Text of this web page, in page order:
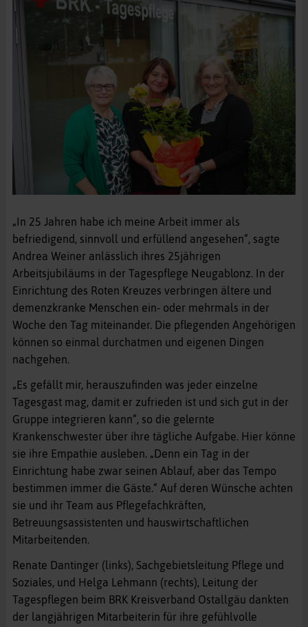
„In 25 Jahren habe ich meine Arbeit immer als
befriedigend, sinnvoll und erfüllend angesehen“, sagte
Andrea Weiner anlässlich ihres 25jährigen
Arbeitsjubiläums in der Tagespflege Neugablonz. In der
Einrichtung des Roten Kreuzes verbringen ältere und
demenzkranke Menschen ein- oder mehrmals in der
Woche den Tag miteinander. Die pflegenden Angehörigen
können so einmal durchatmen und eigenen Dingen
nachgehen.
„Es gefällt mir, herauszufinden was jeder einzelne
Tagesgast mag, damit er zufrieden ist und sich gut in der
Gruppe integrieren kann“, so die gelernte
Krankenschwester über ihre tägliche Aufgabe. Hier könne
sie ihre Empathie ausleben. „Denn ein Tag in der
Einrichtung habe zwar seinen Ablauf, aber das Tempo
bestimmen immer die Gäste.“ Auf deren Wünsche achten
sie und ihr Team aus Pflegefachkräften,
Betreuungsassistenten und hauswirtschaftlichen
Mitarbeitenden.
Renate Dantinger (links), Sachgebietsleitung Pflege und
Soziales, und Helga Lehmann (rechts), Leitung der
Tagespflegen beim BRK Kreisverband Ostallgäu dankten
der langjährigen Mitarbeiterin für ihre gefühlvolle